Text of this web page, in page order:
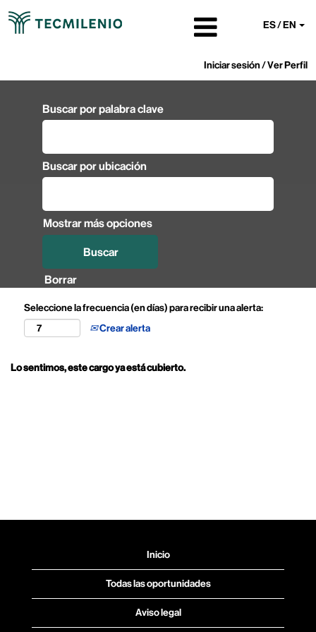
ES / EN
Iniciar sesión / Ver Perfil
Buscar por palabra clave
Buscar por ubicación
Mostrar más opciones
Borrar
Seleccione la frecuencia (en días) para recibir una alerta:
Crear alerta
Lo sentimos, este cargo ya está cubierto.
Inicio
Todas las oportunidades
Aviso legal